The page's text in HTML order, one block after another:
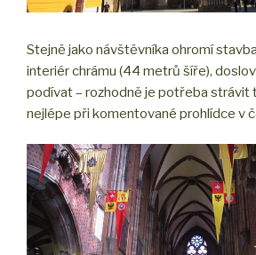
Stejně jako návštěvníka ohromí
interiér chrámu (44 metrů šíře),
podívat – rozhodně je potřeba strávit
nejlépe při komentované prohlídce v